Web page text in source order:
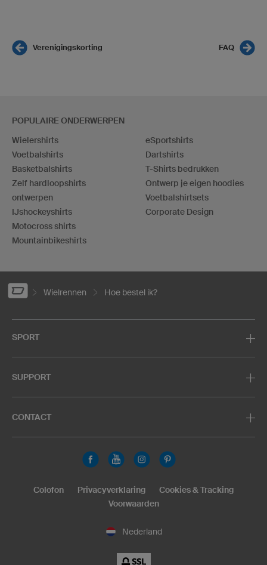
Verenigingskorting FAQ
POPULAIRE ONDERWERPEN
Wielershirts
Voetbalshirts
Basketbalshirts
Zelf hardloopshirts
ontwerpen
IJshockeyshirts
Motocross shirts
Mountainbikeshirts
eSportshirts
Dartshirts
T-Shirts bedrukken
Ontwerp je eigen hoodies
Voetbalshirtsets
Corporate Design
Wielrennen Hoe bestel ik?
SPORT
SUPPORT
CONTACT
Nederland
Colofon Privacyverklaring
Cookies & Tracking
Voorwaarden